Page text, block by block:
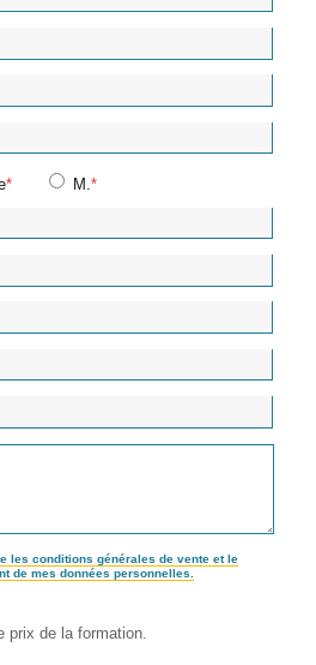
M.
les conditions générales de vente et le
de mes données personnelles.
prix de la formation.